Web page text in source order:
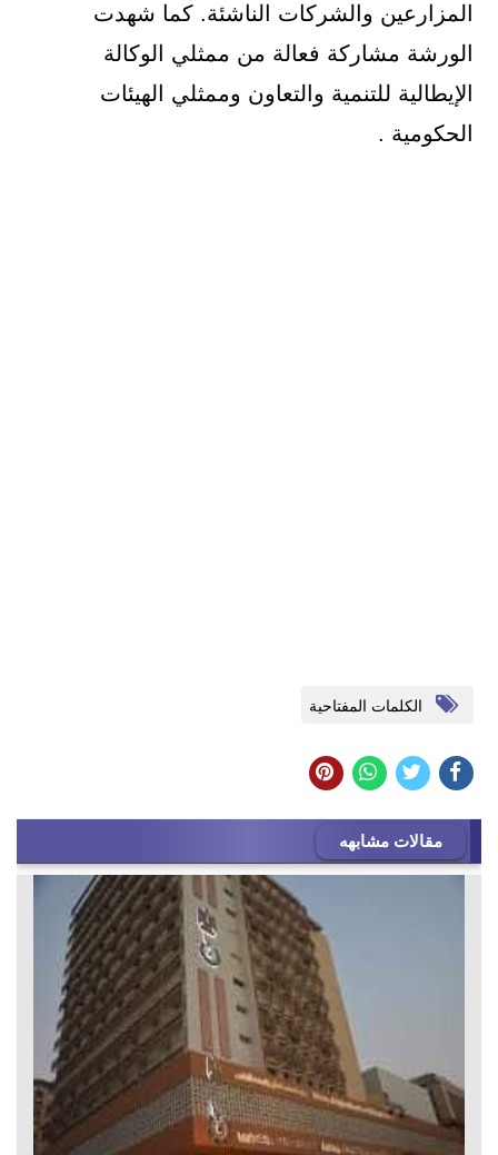
المزارعين والشركات الناشئة. كما شهدت
الورشة مشاركة فعالة من ممثلي الوكالة
الإيطالية للتنمية والتعاون وممثلي الهيئات
الحكومية .
الكلمات المفتاحية
مقالات مشابهه